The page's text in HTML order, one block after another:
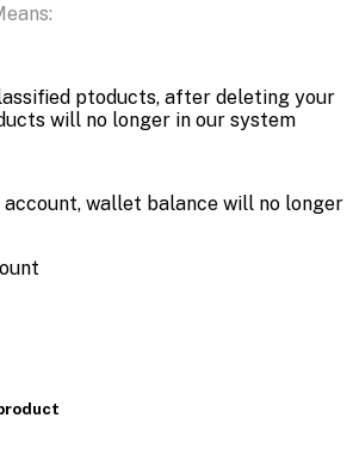
ptoducts, after deleting your
will no longer in our system
wallet balance will no longer